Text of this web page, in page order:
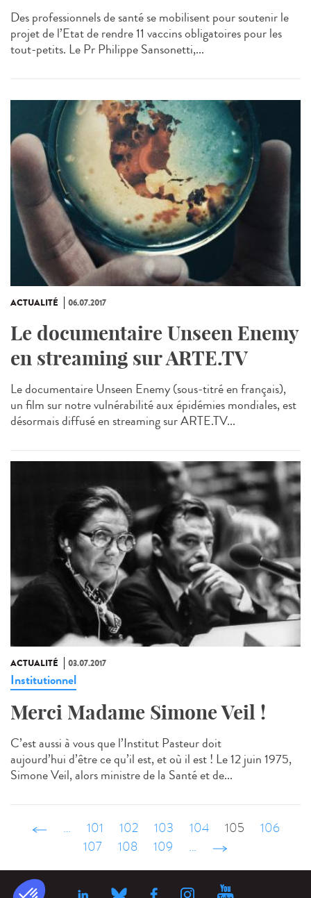
Des professionnels de santé se mobilisent pour soutenir le
projet de l’Etat de rendre 11 vaccins obligatoires pour les
tout-petits. Le Pr Philippe Sansonetti,...
ACTUALITÉ 06.07.2017
Le documentaire Unseen Enemy
en streaming sur ARTE.TV
Le documentaire Unseen Enemy (sous-titré en français),
un film sur notre vulnérabilité aux épidémies mondiales, est
désormais diffusé en streaming sur ARTE.TV...
ACTUALITÉ 03.07.2017
Institutionnel
Merci Madame Simone Veil !
C’est aussi à vous que l’Institut Pasteur doit
aujourd’hui d’être ce qu’il est, et où il est ! Le 12 juin 1975,
Simone Veil, alors ministre de la Santé et de...
‹ précédent
… 101 102 103 104 105
106
107
108 109 … suivant ›